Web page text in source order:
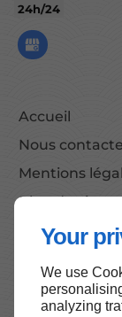
Your
We use
analyzing
24h/24
Accueil
Nous
Mentions
Plan du site